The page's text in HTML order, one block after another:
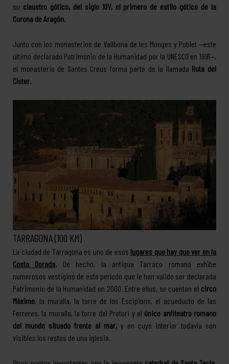
su claustro gótico, del siglo XIV, el primero de estilo gótico de la
Corona de Aragón.
Junto con los monasterios de Vallbona de les Monges y Poblet —este
último declarado Patrimonio de la Humanidad por la UNESCO en 1991—,
el monasterio de Santes Creus forma parte de la llamada Ruta del
Císter.
TARRAGONA (100 KM)
La ciudad de Tarragona es uno de esos lugares que hay que ver en la
Costa Dorada. De hecho, la antigua Tarraco romana exhibe
numerosos vestigios de este período que le han valido ser declarada
Patrimonio de la Humanidad en 2000. Entre ellos, se cuentan el circo
Máximo, la muralla, la torre de los Escipions, el acueducto de las
Ferreres, la muralla, la torre del Pretori y el único anfiteatro romano
del mundo situado frente al mar, y en cuyo interior todavía son
visibles los restos de una iglesia.